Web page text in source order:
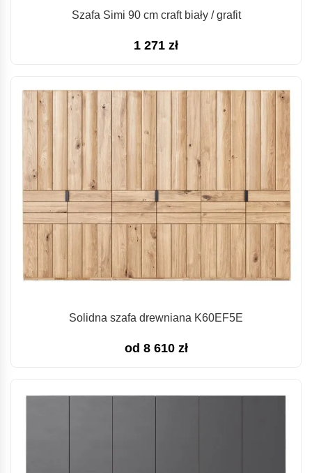
Szafa Simi 90 cm craft biały / grafit
1 271 zł
Solidna szafa drewniana K60EF5E
od 8 610 zł